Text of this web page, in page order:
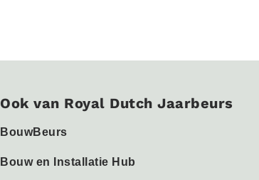
Ook van Royal Dutch Jaarbeurs
BouwBeurs
Bouw en Installatie Hub